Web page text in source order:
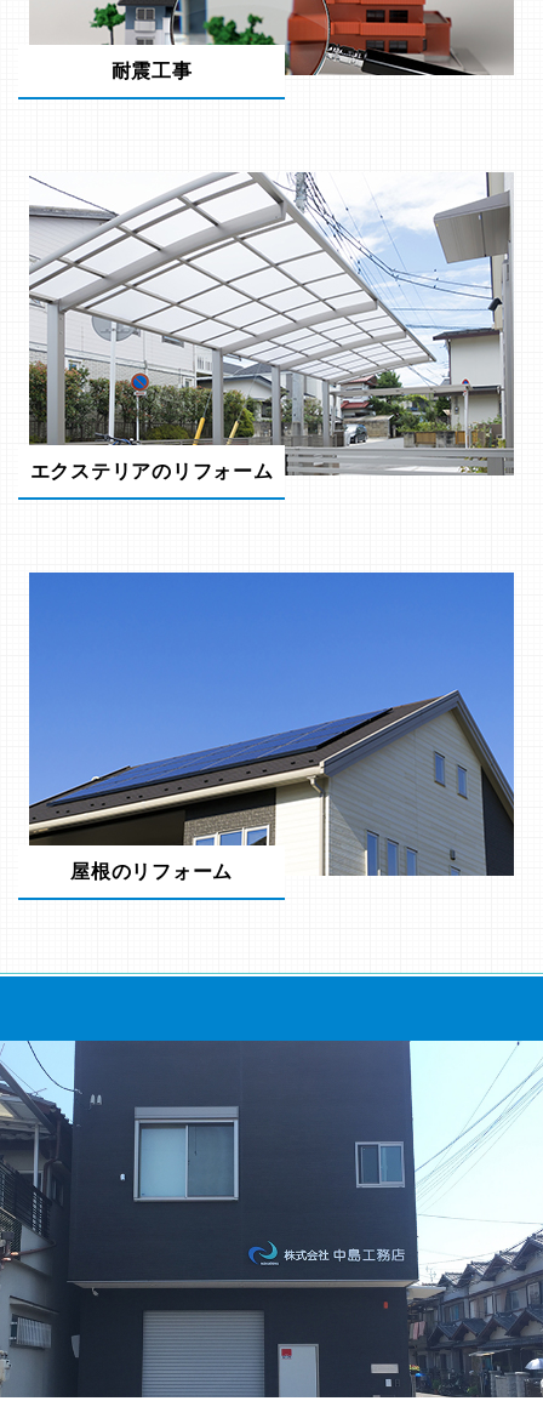
耐震工事
エクステリアのリフォーム
屋根のリフォーム